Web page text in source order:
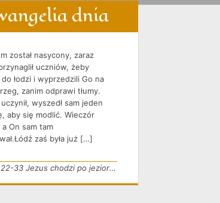
dnia
został nasycony, zaraz
uczniów, żeby
łodzi i wyprzedzili Go na
zanim odprawi tłumy.
wyszedł sam jeden
aby się modlić. Wieczór
a On sam tam
zaś była już […]
Mt 14, 22-33 Jezus chodzi po jeziorze